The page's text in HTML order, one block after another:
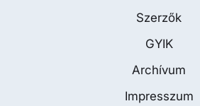
Szerzők
GYIK
Archívum
Impresszum